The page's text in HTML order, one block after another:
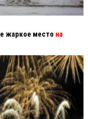
жаркое место на